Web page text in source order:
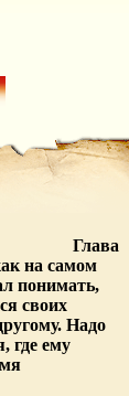
Глава
на самом
понимать,
своих
Надо
где ему